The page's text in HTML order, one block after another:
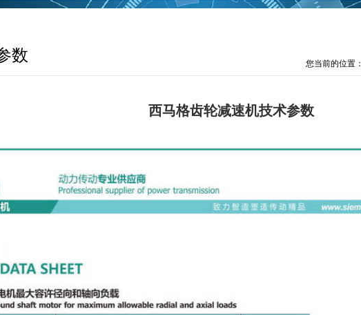
数 您当前的位置：
西马格齿轮减速机技术参数